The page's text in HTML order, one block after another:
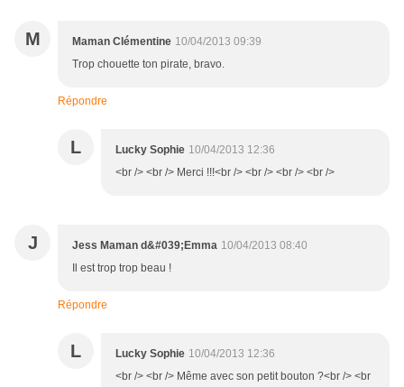
M Maman Clémentine 10/04/2013 09:39
Trop chouette ton pirate, bravo.
Répondre
L Lucky Sophie 10/04/2013 12:36
<br /> <br /> Merci !!!<br /> <br /> <br /> <br />
J Jess Maman d&#039;Emma 10/04/2013 08:40
Il est trop trop beau !
Répondre
L Lucky Sophie 10/04/2013 12:36
<br /> <br /> Même avec son petit bouton ?<br /> <br